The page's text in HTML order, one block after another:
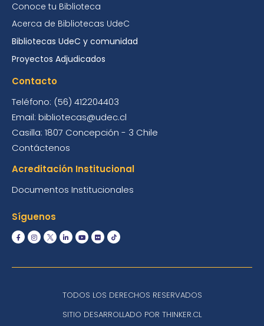
Conoce tu Biblioteca
Acerca de Bibliotecas UdeC
Bibliotecas UdeC y comunidad
Proyectos Adjudicados
Contacto
Teléfono: (56) 412204403
Email: bibliotecas@udec.cl
Casilla: 1807 Concepción - 3 Chile
Contáctenos
Acreditación Institucional
Documentos Institucionales
Síguenos
TODOS LOS DERECHOS RESERVADOS
SITIO DESARROLLADO POR THINKER.CL